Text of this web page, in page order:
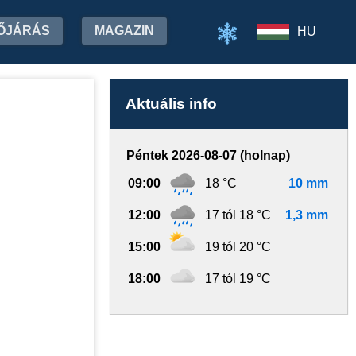
MAGAZIN HU
Aktuális info
Péntek 2026-08-07 (holnap)
09:00 18 °C 10 mm
12:00 17 tól 18 °C 1,3 mm
15:00 19 tól 20 °C
18:00 17 tól 19 °C